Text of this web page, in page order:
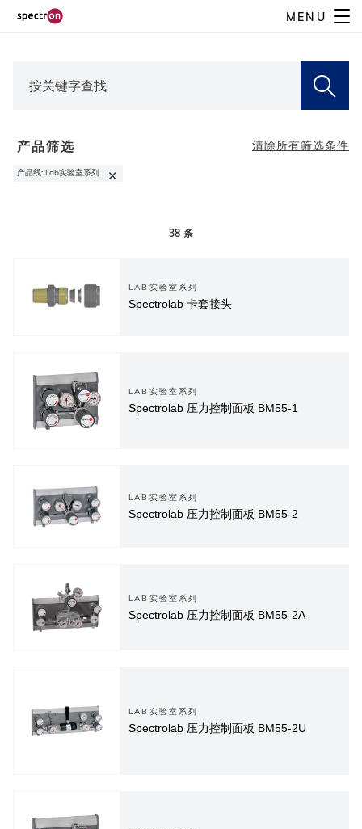
MENU
产品筛选
产品线: Lab实验室系列 ×
清除所有筛选条件
38 条
LAB实验室系列
Spectrolab 卡套接头
LAB实验室系列
Spectrolab 压力控制面板 BM55-1
LAB实验室系列
Spectrolab 压力控制面板 BM55-2
LAB实验室系列
Spectrolab 压力控制面板 BM55-2A
LAB实验室系列
Spectrolab 压力控制面板 BM55-2U